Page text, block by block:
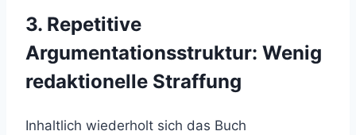
3. Repetitive
Argumentationsstruktur: Wenig
redaktionelle Straffung
Inhaltlich wiederholt sich das Buch